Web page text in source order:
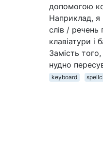
допомогою
Наприклад, я
слів / речень
клавіатури і
Замість
нудно
keyboard